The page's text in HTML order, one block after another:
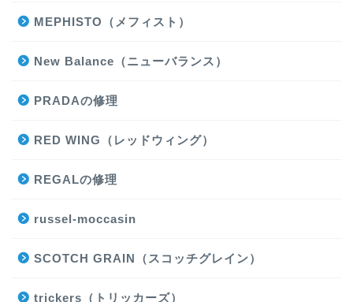
MEPHISTO（メフィスト）
New Balance（ニューバランス）
PRADAの修理
RED WING（レッドウィング）
REGALの修理
russel-moccasin
SCOTCH GRAIN（スコッチグレイン）
trickers（トリッカーズ）